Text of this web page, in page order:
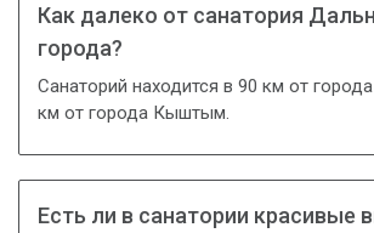
Как далеко от санатория
города?
Санаторий находится в 90 км от
км от города Кыштым.
Есть ли в санатории красивые